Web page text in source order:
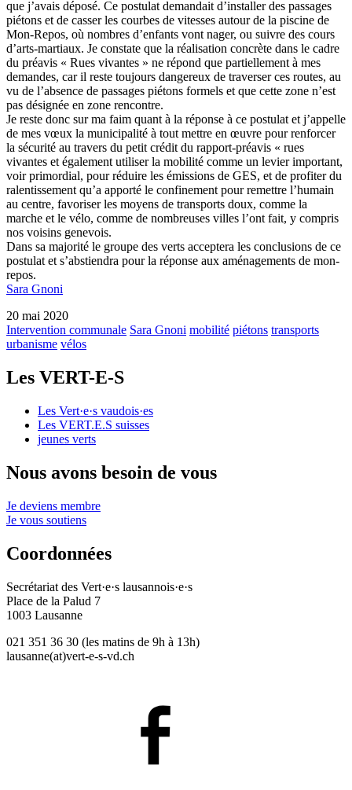
que j’avais déposé. Ce postulat demandait d’installer des passages
piétons et de casser les courbes de vitesses autour de la piscine de
Mon-Repos, où nombres d’enfants vont nager, ou suivre des cours
d’arts-martiaux. Je constate que la réalisation concrète dans le cadre
du préavis « Rues vivantes » ne répond que partiellement à mes
demandes, car il reste toujours dangereux de traverser ces routes, au
vu de l’absence de passages piétons formels et que cette zone n’est
pas désignée en zone rencontre.
Je reste donc sur ma faim quant à la réponse à ce postulat et j’appelle
de mes vœux la municipalité à tout mettre en œuvre pour renforcer
la sécurité au travers du petit crédit du rapport-préavis « rues
vivantes et également utiliser la mobilité comme un levier important,
voir primordial, pour réduire les émissions de GES, et de profiter du
ralentissement qu’a apporté le confinement pour remettre l’humain
au centre, favoriser les moyens de transports doux, comme la
marche et le vélo, comme de nombreuses villes l’ont fait, y compris
nos voisins genevois.
Dans sa majorité le groupe des verts acceptera les conclusions de ce
postulat et s’abstiendra pour la réponse aux aménagements de mon-
repos.
Sara Gnoni
20 mai 2020
Intervention communale Sara Gnoni mobilité piétons transports
urbanisme vélos
Les VERT-E-S
Les Vert·e·s vaudois·es
Les VERT.E.S suisses
jeunes verts
Nous avons besoin de vous
Je deviens membre
Je vous soutiens
Coordonnées
Secrétariat des Vert·e·s lausannois·e·s
Place de la Palud 7
1003 Lausanne
021 351 36 30 (les matins de 9h à 13h)
lausanne(at)vert-e-s-vd.ch